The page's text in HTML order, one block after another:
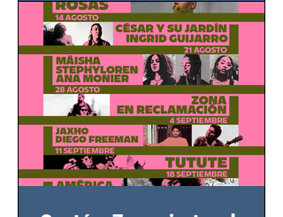
bélicos.